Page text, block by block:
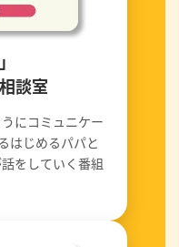
談室
にコミュニケー
はじめるパパと
をしていく番組